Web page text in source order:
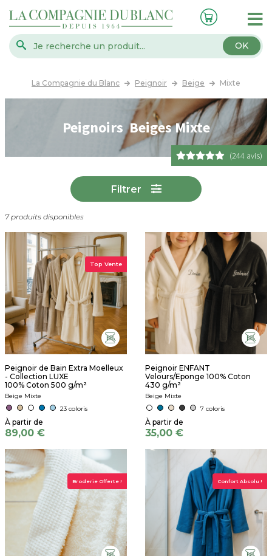
OK
La Compagnie du Blanc Peignoir Beige Mixte
Peignoirs Beiges Mixte
(244 avis)
Filtrer
7 produits disponibles
Top Vente
Peignoir de Bain Extra Moelleux
- Collection LUXE
100% Coton 500 g/m²
Beige Mixte
23 coloris
89,00 €
Peignoir ENFANT
Velours/Eponge 100% Coton
430 g/m²
Beige Mixte
7 coloris
35,00 €
Broderie Offerte ! Confort Absolu !